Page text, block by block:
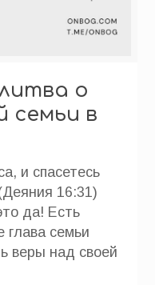
о
семьи в
и спасетесь
16:31)
да! Есть
глава семьи
веры над своей